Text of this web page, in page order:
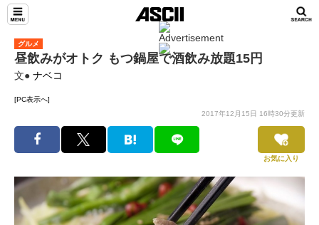
グルメ
昼飲みがオトク もつ鍋屋で酒飲み放題15円
文● ナベコ
[PC表示へ]
2017年12月15日 16時30分更新
お気に入り